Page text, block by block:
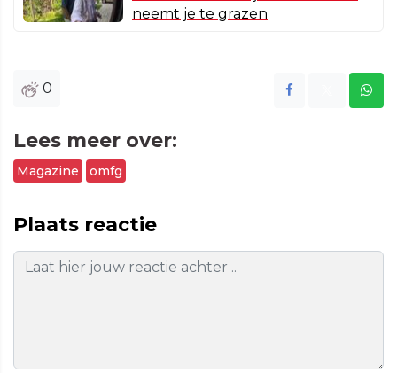
neemt je te grazen
0
Lees meer over:
Magazine omfg
Plaats reactie